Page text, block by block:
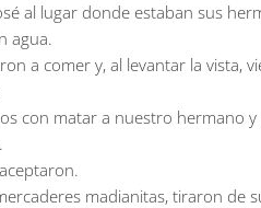
al lugar donde estaban sus
agua.
a comer y, al levantar la vista,
con matar a nuestro hermano
madianitas, tiraron de